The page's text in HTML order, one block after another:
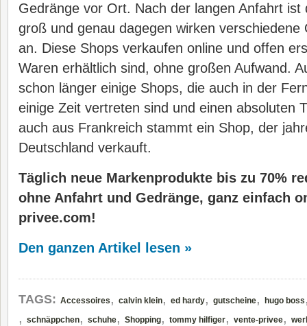
Gedränge vor Ort. Nach der langen Anfahrt ist
groß und genau dagegen wirken verschiedene
an. Diese Shops verkaufen online und offen
Waren erhältlich sind, ohne großen Aufwand.
schon länger einige Shops, die auch in der
einige Zeit vertreten sind und einen absoluten
auch aus Frankreich stammt ein Shop, der
Deutschland verkauft.
Täglich neue Markenprodukte bis zu 70%
ohne Anfahrt und Gedränge, ganz einfach
privee.com!
Den ganzen Artikel lesen »
TAGS: Accessoires , calvin klein, ed hardy, gutscheine, hugo boss
, schnäppchen, schuhe, Shopping, tommy hilfiger, vente-privee,